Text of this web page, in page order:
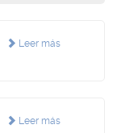
Leer más
Leer más